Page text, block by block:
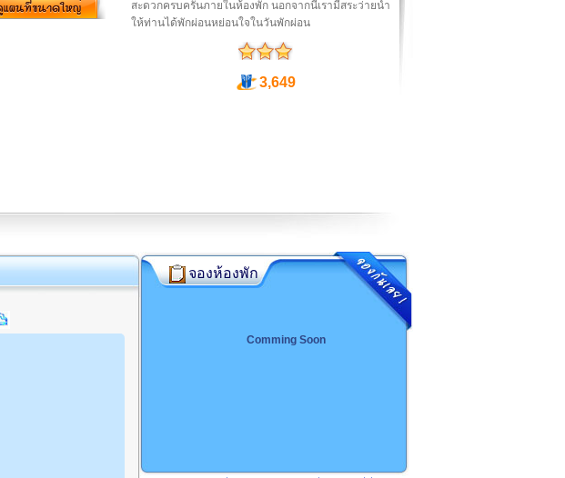
สะดวกครบครันภายในห้องพัก นอกจากนี้เรามีสระว่ายน้ำ
ให้ท่านได้พักผ่อนหย่อนใจในวันพักผ่อน
3,649
จองห้องพัก
Comming Soon